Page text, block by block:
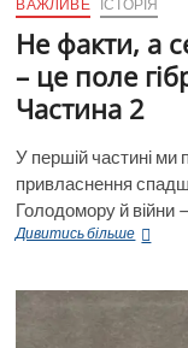
ВАЖЛИВЕ ІСТОРІЯ
Не факти, а
– це поле
Частина 2
У першій частині ми
привласнення
Голодомору й війни
Дивитись більшеНе
сенси:
чому